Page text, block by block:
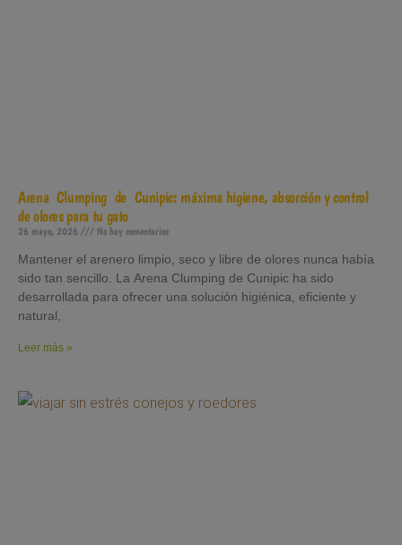
Arena Clumping de Cunipic: máxima higiene, absorción y control
de olores para tu gato
26 mayo, 2026 No hay comentarios
Mantener el arenero limpio, seco y libre de olores nunca había
sido tan sencillo. La Arena Clumping de Cunipic ha sido
desarrollada para ofrecer una solución higiénica, eficiente y
natural,
Leer más »